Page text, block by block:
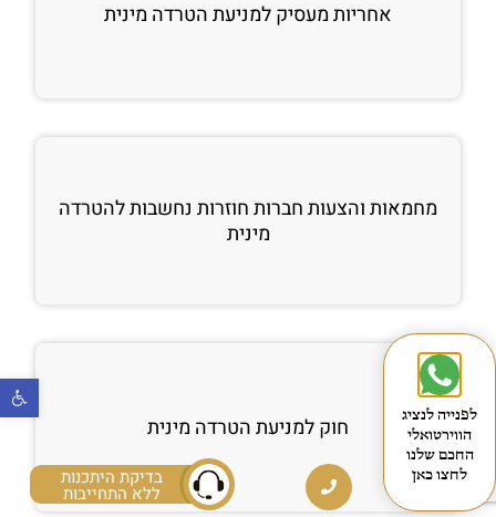
בדיקת היתכנות
ללא התחייבות
אחריות מעסיק למניעת הטרדה מינית
מחמאות והצעות חברות חוזרות נחשבות להטרדה
מינית
חוק למניעת הטרדה מינית
לפנייה לנציג
הווירטואלי
החכם שלנו
לחצו כאן